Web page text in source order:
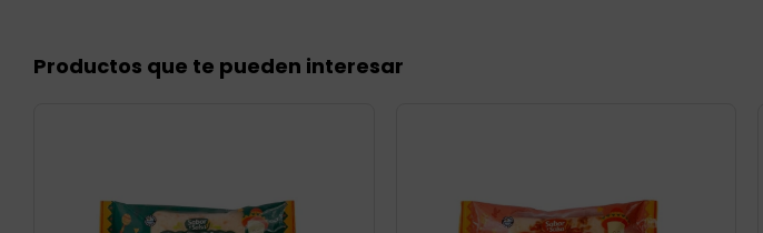
Productos que te pueden interesar